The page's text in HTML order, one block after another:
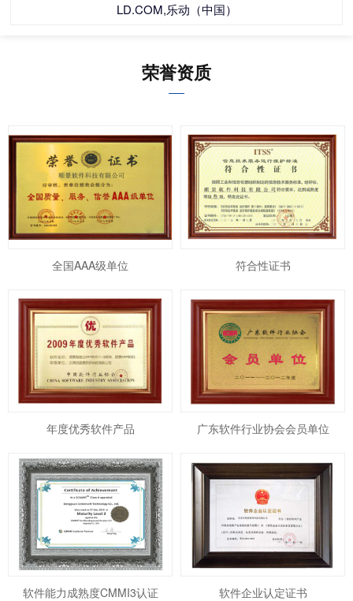
LD.COM,乐动（中国）
荣誉资质
全国AAA级单位 符合性证书
年度优秀软件产品 广东软件行业协会会员单位
软件能力成熟度CMMI3认证 软件企业认定证书